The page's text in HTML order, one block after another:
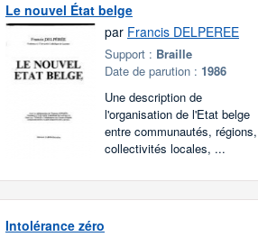
Le nouvel État belge
par Francis DELPEREE
Support : Braille
Date de parution : 1986
Une description de
l'organisation de l'Etat belge
entre communautés, régions,
collectivités locales, ...
Intolérance zéro